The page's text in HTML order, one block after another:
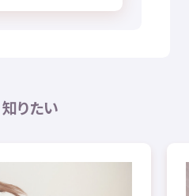
知りたい